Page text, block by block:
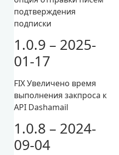
подтверждения
подписки
1.0.9 – 2025-
01-17
FIX Увеличено время
выполнения закпроса к
API Dashamail
1.0.8 – 2024-
09-04